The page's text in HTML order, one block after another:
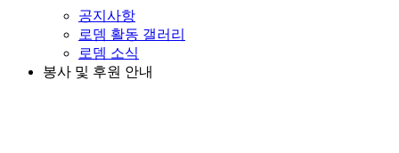
공지사항
로뎀 활동 갤러리
로뎀 소식
봉사 및 후원 안내